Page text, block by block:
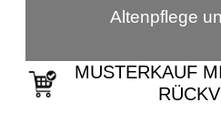
Altenpflege
MUSTERKAUF